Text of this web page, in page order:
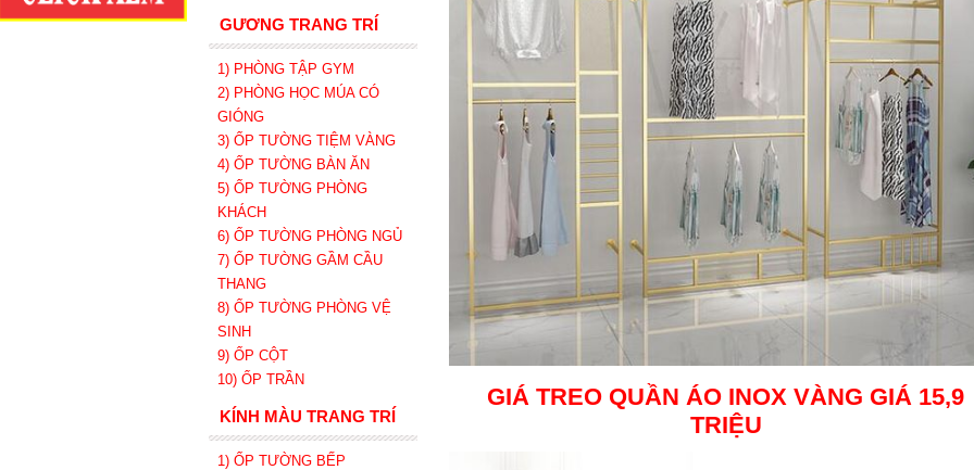
GIÁ TREO QUẦN ÁO INOX VÀNG GIÁ 15,9
TRIỆU
GƯƠNG TRANG TRÍ
1) PHÒNG TẬP GYM
2) PHÒNG HỌC MÚA CÓ
GIÓNG
3) ỐP TƯỜNG TIỆM VÀNG
4) ỐP TƯỜNG BÀN ĂN
5) ỐP TƯỜNG PHÒNG
KHÁCH
6) ỐP TƯỜNG PHÒNG NGỦ
7) ỐP TƯỜNG GẦM CẦU
THANG
8) ỐP TƯỜNG PHÒNG VỆ
SINH
9) ỐP CỘT
10) ỐP TRẦN
KÍNH MÀU TRANG TRÍ
1) ỐP TƯỜNG BẾP